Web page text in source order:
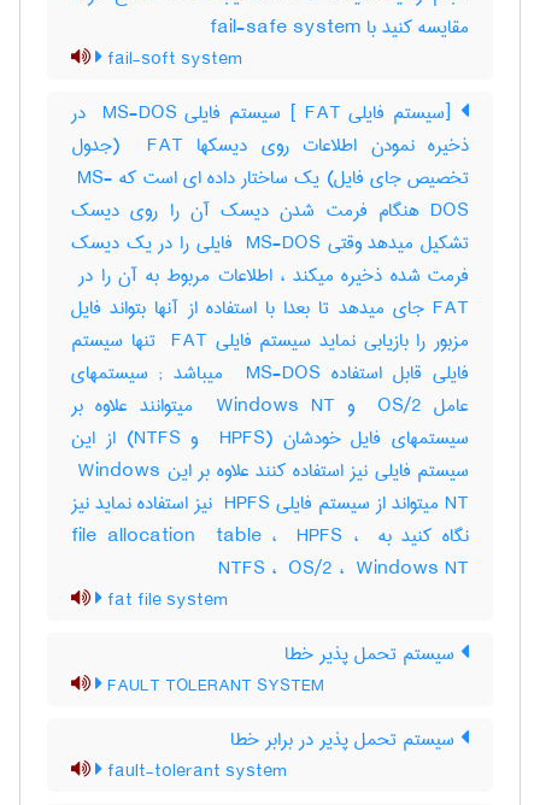
مقایسه کنید با ‎ fail-safe system
fail-soft system
[سیستم فایلی ‎ FAT] سیستم فایلی ‎ MS-DOS در
ذخیره نمودن اطلاعات روی دیسکها ‎ FAT (جدول
تخصیص جای فایل) یک ساختار داده ای است که ‎ MS-
DOS هنگام فرمت شدن دیسک آن را روی دیسک
تشکیل میدهد وقتی ‎ MS-DOS فایلی را در یک دیسک
FAT جای میدهد تا بعدا با استفاده از آنها بتواند فایل
مزبور را بازیابی نماید سیستم فایلی ‎ FAT تنها سیستم
فایلی قابل استفاده ‎ MS-DOS میباشد‎ ; سیستمهای
عامل ‎ OS/2 و ‎ Windows NT میتوانند علاوه بر
سیستمهای فایل خودشان (‎ HPFS و ‎NTFS) از این
سیستم فایلی نیز استفاده کنند علاوه بر این ‎ Windows
NT میتواند از سیستم فایلی ‎ HPFS نیز استفاده نماید نیز
نگاه کنید به ‎file allocation ‎ table ، ‎ HPFS ، ‎
NTFS ، ‎ OS/2 ، ‎ Windows NT
fat file system
سیستم تحمل پذیر خطا
FAULT TOLERANT SYSTEM
سیستم تحمل پذیر در برابر خطا
fault-tolerant system